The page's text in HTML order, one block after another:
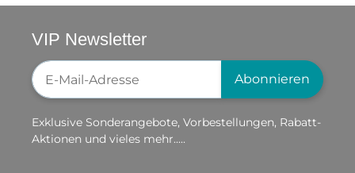
VIP Newsletter
Newsletter-Registrierung
Abonnieren
Exklusive Sonderangebote, Vorbestellungen, Rabatt-
Aktionen und vieles mehr.....